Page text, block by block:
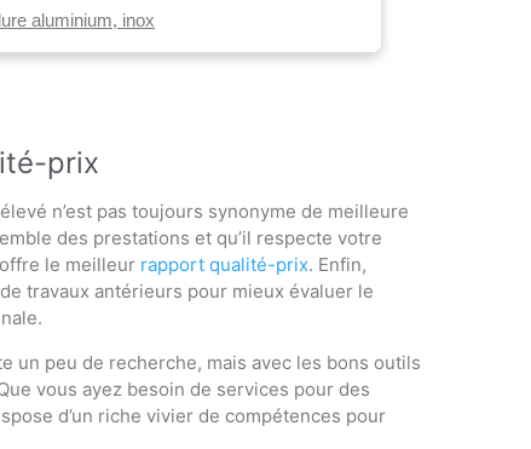
aluminium, inox
prix
n’est pas toujours synonyme de meilleure
des prestations et qu’il respecte votre
le meilleur rapport qualité-prix. Enfin,
travaux antérieurs pour mieux évaluer le
un peu de recherche, mais avec les bons outils
vous ayez besoin de services pour des
d’un riche vivier de compétences pour